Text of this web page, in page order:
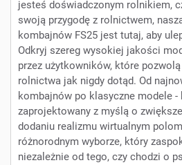
jesteś doświadczonym rolnikiem,
swoją przygodę z rolnictwem,
kombajnów FS25 jest tutaj, aby
Odkryj szereg wysokiej jakości
przez użytkowników, które
rolnictwa jak nigdy dotąd. Od
kombajnów po klasyczne modele -
zaprojektowany z myślą o
dodaniu realizmu wirtualnym
różnorodnym wyborze, który
niezależnie od tego, czy chodzi o